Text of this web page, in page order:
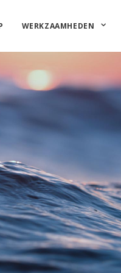
WERKZAAMHEDEN